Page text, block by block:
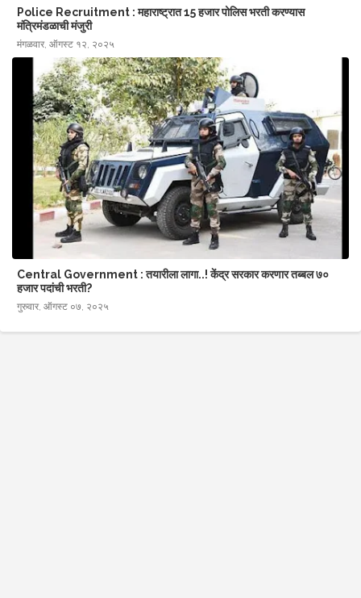
Police Recruitment : महाराष्ट्रात 15 हजार पोलिस भरती करण्यास
मंत्रिमंडळाची मंजुरी
मंगळवार, ऑगस्ट १२, २०२५
Central Government : तयारीला लागा..! केंद्र सरकार करणार तब्बल ७०
हजार पदांची भरती?
गुरुवार, ऑगस्ट ०७, २०२५